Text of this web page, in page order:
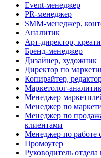
Event-менеджер
PR-менеджер
SMM-менеджер,
Аналитик
Арт-директор,
Бренд-менеджер
Дизайнер, художник
Директор по
Копирайтер,
Маркетолог-
Менеджер
Менеджер по
Менеджер по
клиентами
Менеджер по работе
Промоутер
Руководитель